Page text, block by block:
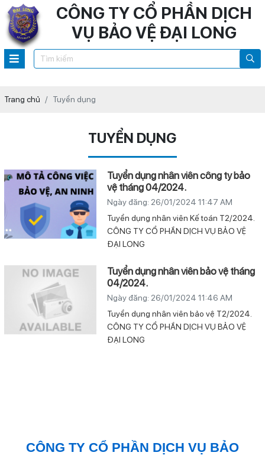
CÔNG TY CỔ PHẦN DỊCH
VỤ BẢO VỆ ĐẠI LONG
Trang chủ Tuyển dụng
TUYỂN DỤNG
Tuyển dụng nhân viên công ty bảo
vệ tháng 04/2024.
Ngày đăng: 26/01/2024 11:47 AM
Tuyển dụng nhân viên Kế toán T2/2024.
CÔNG TY CỔ PHẦN DỊCH VỤ BẢO VỆ
ĐẠI LONG
Tuyển dụng nhân viên bảo vệ tháng
04/2024.
Ngày đăng: 26/01/2024 11:46 AM
Tuyển dụng nhân viên bảo vệ T2/2024.
CÔNG TY CỔ PHẦN DỊCH VỤ BẢO VỆ
ĐẠI LONG
CÔNG TY CỔ PHẦN DỊCH VỤ BẢO